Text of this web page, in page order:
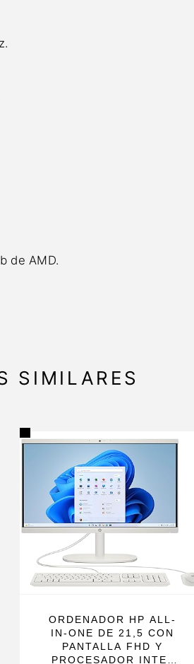
de AMD.
SIMILARES
ORDENADOR HP ALL-
IN-ONE DE 21,5 CON
PANTALLA FHD Y
PROCESADOR INTEL